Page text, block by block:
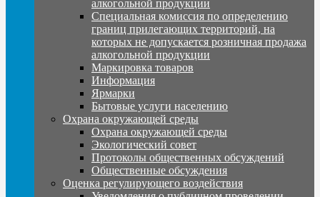
алкогольной продукции
Специальная комиссия по определению
границ прилегающих территорий, на
которых не допускается розничная продажа
алкогольной продукции
Маркировка товаров
Информация
Ярмарки
Бытовые услуги населению
Охрана окружающей среды
Охрана окружающей среды
Экологический совет
Протоколы общественных обсуждений
Общественные обсуждения
Оценка регулирующего воздействия